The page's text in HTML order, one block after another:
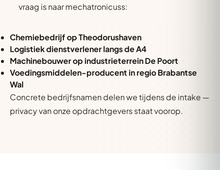
vraag is naar mechatronicuss:
Chemiebedrijf op Theodorushaven
Logistiek dienstverlener langs de A4
Machinebouwer op industrieterrein De Poort
Voedingsmiddelen-producent in regio Brabantse
Wal
Concrete bedrijfsnamen delen we tijdens de intake —
privacy van onze opdrachtgevers staat voorop.